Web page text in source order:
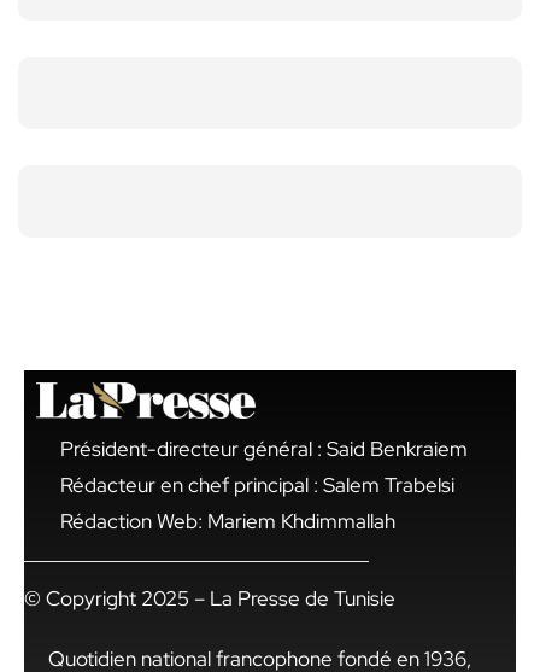
Président-directeur général : Said Benkraiem
Rédacteur en chef principal : Salem Trabelsi
Rédaction Web: Mariem Khdimmallah
© Copyright 2025 – La Presse de Tunisie
Quotidien national francophone fondé en 1936,